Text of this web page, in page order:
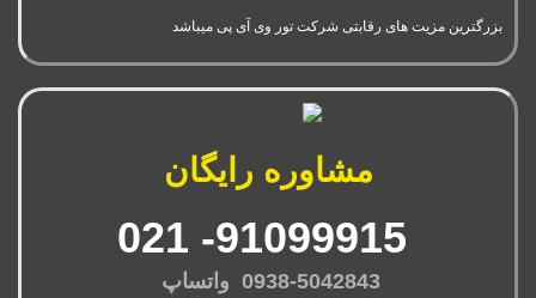
بزرگترین مزیت های رقابتی شرکت تور وی آی پی میباشد
مشاوره رایگان
0938-5042843 واتساپ